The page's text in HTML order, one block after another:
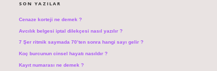
SON YAZILAR
Cenaze korteji ne demek ?
Avcılık belgesi iptal dilekçesi nasıl yazılır ?
7 Şer ritmik saymada 70’ten sonra hangi sayı gelir ?
Koç burcunun cinsel hayatı nasıldır ?
Kayıt numarası ne demek ?